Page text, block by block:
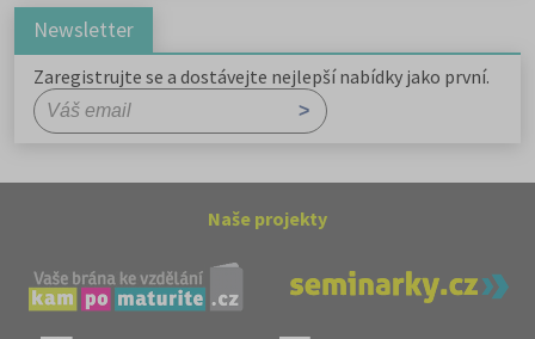
Newsletter
Zaregistrujte se a dostávejte nejlepší nabídky jako první.
Naše projekty